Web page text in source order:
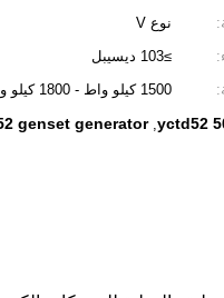
نوع V
≥103 ديسيبل
1500 كيلو واط - 1800 كيلو واط
yctd52
,
genset generator